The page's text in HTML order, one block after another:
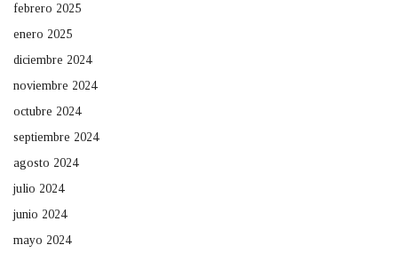
febrero 2025
enero 2025
diciembre 2024
noviembre 2024
octubre 2024
septiembre 2024
agosto 2024
julio 2024
junio 2024
mayo 2024